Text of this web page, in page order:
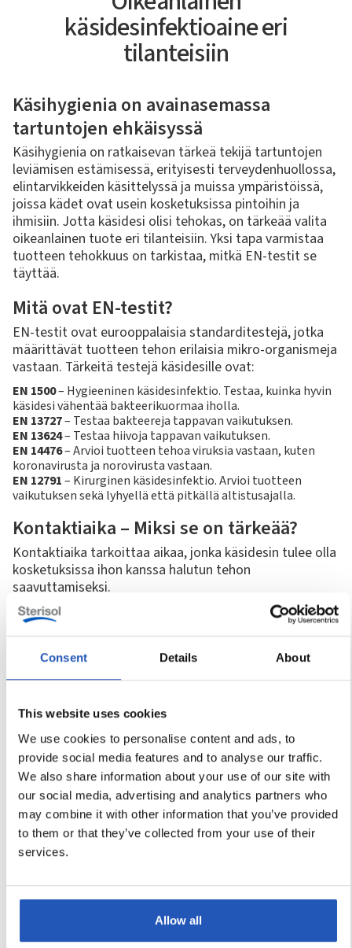
Consent Details About
This website uses cookies
We use cookies to personalise content and ads, to
provide social media features and to analyse our traffic.
We also share information about your use of our site with
our social media, advertising and analytics partners who
may combine it with other information that you’ve provided
to them or that they’ve collected from your use of their
services.
Allow all
käsidesinfektioaine eri
tilanteisiin
Käsihygienia on avainasemassa
tartuntojen ehkäisyssä
Käsihygienia on ratkaisevan tärkeä tekijä tartuntojen
leviämisen estämisessä, erityisesti terveydenhuollossa,
elintarvikkeiden käsittelyssä ja muissa ympäristöissä,
joissa kädet ovat usein kosketuksissa pintoihin ja
ihmisiin. Jotta käsidesi olisi tehokas, on tärkeää valita
oikeanlainen tuote eri tilanteisiin. Yksi tapa varmistaa
tuotteen tehokkuus on tarkistaa, mitkä EN-testit se
täyttää.
Mitä ovat EN-testit?
EN-testit ovat eurooppalaisia standarditestejä, jotka
määrittävät tuotteen tehon erilaisia mikro-organismeja
vastaan. Tärkeitä testejä käsidesille ovat:
EN 1500– Hygieeninen käsidesinfektio. Testaa, kuinka hyvin
käsidesi vähentää bakteerikuormaa iholla.
EN 13727– Testaa bakteereja tappavan vaikutuksen.
EN 13624– Testaa hiivoja tappavan vaikutuksen.
EN 14476– Arvioi tuotteen tehoa viruksia vastaan, kuten
koronavirusta ja norovirusta vastaan.
EN 12791– Kirurginen käsidesinfektio. Arvioi tuotteen
vaikutuksen sekä lyhyellä että pitkällä altistusajalla.
Kontaktiaika – Miksi se on tärkeää?
Kontaktiaika tarkoittaa aikaa, jonka käsidesin tulee olla
kosketuksissa ihon kanssa halutun tehon
saavuttamiseksi.
Hygieenisessä käsidesinfektiossa kontaktiaika on yleensä
30–60 sekuntia.
Kirurgisessa käsidesinfektiossa aika on pidempi, yleensä
noin 3 minuuttia.
Kirurgisessa desinfektiossa on myös tärkeää huomioida
suojattuina mikro-organismeilta levityksen jälkeen.
Tämä ei ole pakollinen vaatimus, mutta joissain
työympäristöissä se voi olla tärkeä lisäominaisuus.
Oikea koostumus – Tasapaino
toimivuuden ja hygienian välillä
Käsidesin koostumus vaikuttaa sen käytettävyyteen.
Liian paksu käsidesi voi jättää jäämiä iholle, mikä vaikeuttaa
Liian juokseva koostumus taas voi valua käsistä pois, jolloin
desinfiointi ei ole tehokasta.
Paksuuntumisaineiden kerääntyminen iholle voi myös luoda
kasvualustan bakteereille, jos käsiä ei pestä välillä.